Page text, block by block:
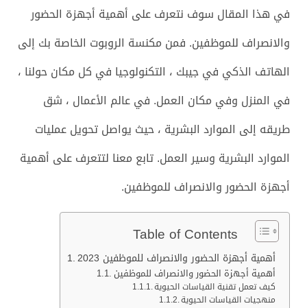
في هذا المقال سوف نتعرف على أهمية أجهزة الحضور
والانصراف للموظفين. فمن مكنسة الروبوت الخاصة بك إلى
الهاتف الذكي في جيبك ، التكنولوجيا في كل مكان حولنا ،
في المنزل وفي مكان العمل. في عالم الأعمال ، شق
طريقه إلى الموارد البشرية ، حيث يواصل تحويل عمليات
الموارد البشرية وسير العمل. تابع معنا لتتعرف على أهمية
أجهزة الحضور والانصراف للموظفين.
Table of Contents
أهمية أجهزة الحضور والانصراف للموظفين 2023
أهمية أجهزة الحضور والانصراف للموظفين
كيف تعمل تقنية القياسات الحيوية
منهجيات القياسات الحيوية